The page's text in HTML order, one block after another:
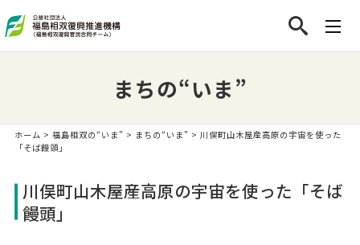
まちの“いま”
ホーム > 福島相双の“いま” > まちの“いま” > 川俣町山木屋産高原の宇宙を使った
「そば饅頭」
川俣町山木屋産高原の宇宙を使った「そば
饅頭」